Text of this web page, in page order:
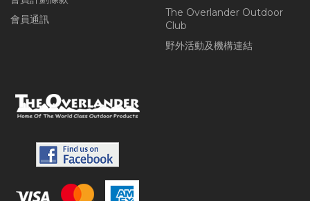
會員通訊
The Overlander Outdoor
Club
野外活動及機構連結